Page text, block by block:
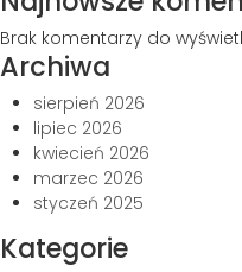
Brak komentarzy do
Archiwa
sierpień 2026
lipiec 2026
kwiecień 2026
marzec 2026
styczeń 2025
Kategorie